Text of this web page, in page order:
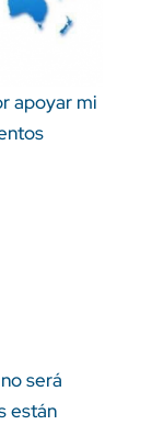
apoyar mi
será
están